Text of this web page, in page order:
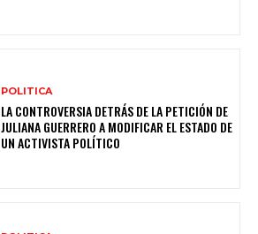
POLITICA
LA CONTROVERSIA DETRÁS DE LA PETICIÓN DE
JULIANA GUERRERO A MODIFICAR EL ESTADO DE
UN ACTIVISTA POLÍTICO